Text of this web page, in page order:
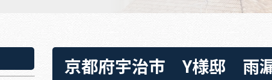
京都府宇治市 Y様邸 雨